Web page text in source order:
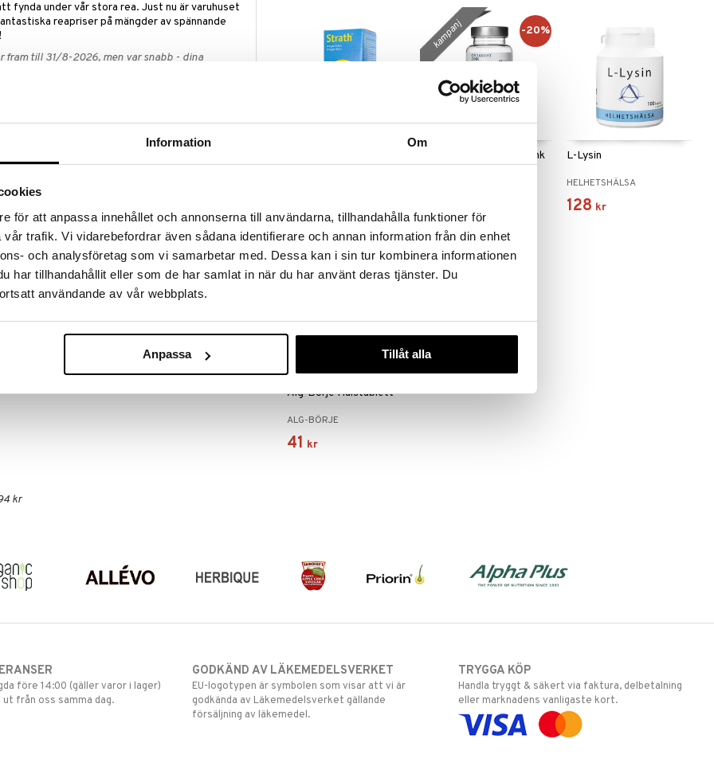
Information Om
för att anpassa innehållet och annonserna till användarna, tillhandahålla funktioner för
trafik. Vi vidarebefordrar även sådana identifierare och annan information från din enhet
och analysföretag som vi samarbetar med. Dessa kan i sin tur kombinera informationen
har tillhandahållit eller som de har samlat in när du har använt deras tjänster. Du
användande av vår webbplats.
Anpassa Tillåt alla
fynda under vår stora rea. Just nu är varuhuset
reapriser på mängder av spännande
fram till 31/8-2026, men var snabb - dina
av laurinsyra, en fettsyra som
i bröstmjölk (ca 6 % av fettinnehållet).
med måltid.
daglig dos bör inte överskridas. Kosttillskott
till en varierad kost. Förvaras utom räckhåll för små
kr
Biosalma Organiskt Zink
kampanj -20%
L-Lysin
HELHETSHÄLSA
128 kr
Alg-Börje Halstablett
ALG-BÖRJE
41 kr
före 14:00 (gäller varor i lager)
från oss samma dag.
GODKÄND AV LÄKEMEDELSVERKET
EU-logotypen är symbolen som visar att vi är
godkända av Läkemedelsverket gällande
försäljning av läkemedel.
TRYGGA KÖP
Handla tryggt & säkert via faktura, delbetalning
eller marknadens vanligaste kort.